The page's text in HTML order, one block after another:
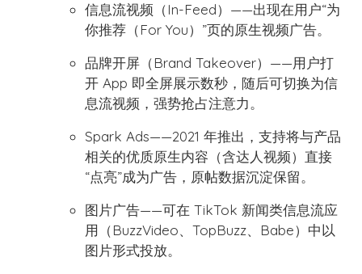
信息流视频（In-Feed）——出现在用户“为
你推荐（For You）”页的原生视频广告。
品牌开屏（Brand Takeover）——用户打
开 App 即全屏展示数秒，随后可切换为信
息流视频，强势抢占注意力。
Spark Ads——2021 年推出，支持将与产品
相关的优质原生内容（含达人视频）直接
“点亮”成为广告，原帖数据沉淀保留。
图片广告——可在 TikTok 新闻类信息流应
用（BuzzVideo、TopBuzz、Babe）中以
图片形式投放。